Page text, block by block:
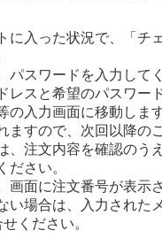
に入った状況で、「チ
パスワードを入力して
レスと希望のパスワー
の入力画面に移動しま
ますので、次回以降の
、注文内容を確認のう
ださい。
画面に注文番号が表
い場合は、入力された
ください。